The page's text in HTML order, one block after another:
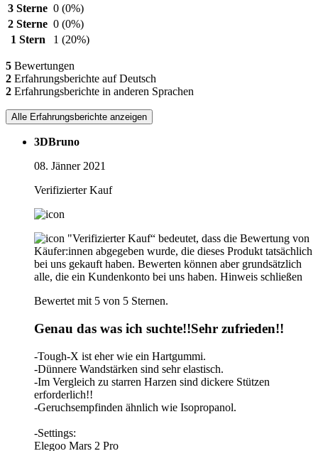
3 Sterne 0 (0%)
2 Sterne 0 (0%)
1 Stern
1 (20%)
5 Bewertungen
2 Erfahrungsberichte auf Deutsch
2 Erfahrungsberichte in anderen Sprachen
Alle Erfahrungsberichte anzeigen
3DBruno
08. Jänner 2021
Verifizierter Kauf
"Verifizierter Kauf“ bedeutet, dass die Bewertung von
Käufer:innen abgegeben wurde, die dieses Produkt tatsächlich
bei uns gekauft haben. Bewerten können aber grundsätzlich
alle, die ein Kundenkonto bei uns haben. Hinweis schließen
Bewertet mit 5 von 5 Sternen.
Genau das was ich suchte!!Sehr zufrieden!!
-Tough-X ist eher wie ein Hartgummi.
-Dünnere Wandstärken sind sehr elastisch.
-Im Vergleich zu starren Harzen sind dickere Stützen
erforderlich!!
-Geruchsempfinden ähnlich wie Isopropanol.
-Settings:
Elegoo Mars 2 Pro